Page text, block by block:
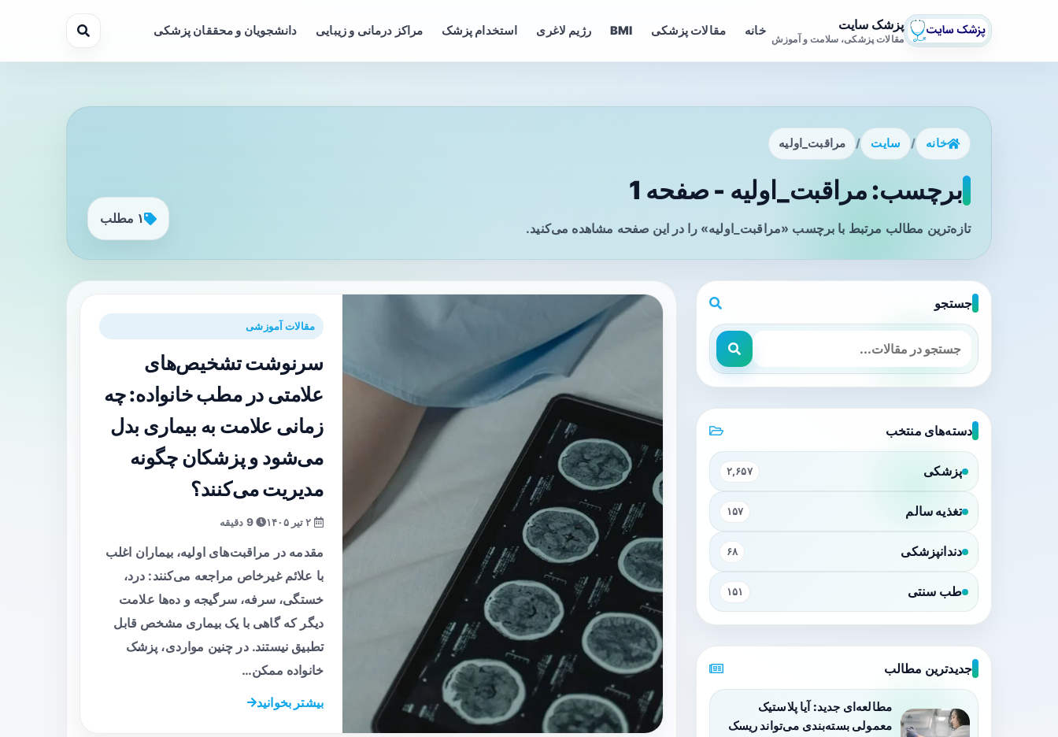
پزشک سایت
مقالات پزشکی، سلامت و آموزش
خانه مقالات پزشکی BMI رژیم لاغری استخدام پزشک مراکز درمانی و زیبایی دانشجویان و محققان پزشکی
خانه / سایت / مراقبت_اولیه
برچسب: مراقبت_اولیه - صفحه 1
تازه‌ترین مطالب مرتبط با برچسب «مراقبت_اولیه» را در این صفحه مشاهده می‌کنید.
۱ مطلب
مقالات آموزشی
سرنوشت تشخیص‌های
علامتی در مطب خانواده: چه
زمانی علامت به بیماری بدل
می‌شود و پزشکان چگونه
مدیریت می‌کنند؟
9 دقیقه
مقدمه در مراقبت‌های اولیه، بیماران اغلب
با علائم غیرخاص مراجعه می‌کنند: درد،
خستگی، سرفه، سرگیجه و ده‌ها علامت
دیگر که گاهی با یک بیماری مشخص قابل
تطبیق نیستند. در چنین مواردی، پزشک
خانواده ممکن…
بیشتر بخوانید
جستجو
دسته‌های منتخب
پزشکی ۲,۶۵۷
تغذیه سالم ۱۵۷
دندانپزشکی ۶۸
طب سنتی ۱۵۱
جدیدترین مطالب
مطالعه‌ای جدید: آیا پلاستیک
معمولی بسته‌بندی می‌تواند ریسک